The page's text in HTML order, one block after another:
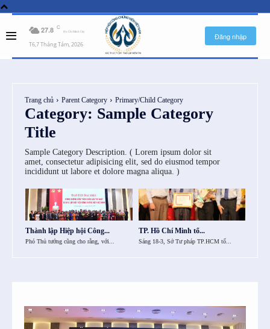
27.8 C
Ho Chi Minh City
T6,7 Tháng Tám, 2026
Đăng nhập
Trang chủ Parent Category Primary/Child Category
Category: Sample Category
Title
Sample Category Description. ( Lorem ipsum dolor sit
amet, consectetur adipisicing elit, sed do eiusmod tempor
incididunt ut labore et dolore magna aliqua. )
Thành lập Hiệp hội Công...
Phó Thủ tướng cũng cho rằng, với...
TP. Hồ Chí Minh tổ...
Sáng 18-3, Sở Tư pháp TP.HCM tổ...